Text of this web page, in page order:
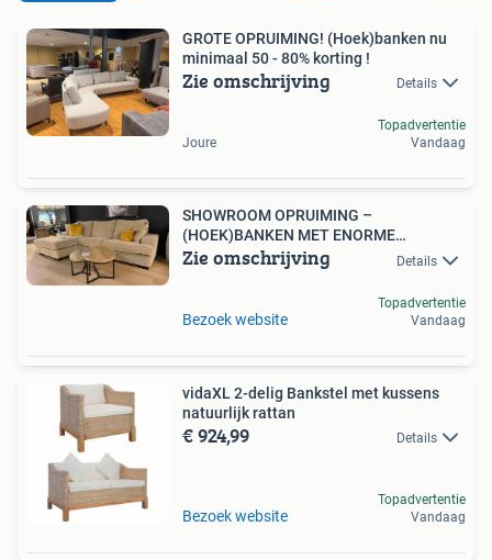
GROTE OPRUIMING! (Hoek)banken nu
minimaal 50 - 80% korting !
Zie omschrijving Details
Joure
Topadvertentie
Vandaag
SHOWROOM OPRUIMING –
(HOEK)BANKEN MET ENORME
KORTING!
Zie omschrijving Details
Bezoek website
Topadvertentie
Vandaag
vidaXL 2-delig Bankstel met kussens
natuurlijk rattan
€ 924,99 Details
Bezoek website
Topadvertentie
Vandaag